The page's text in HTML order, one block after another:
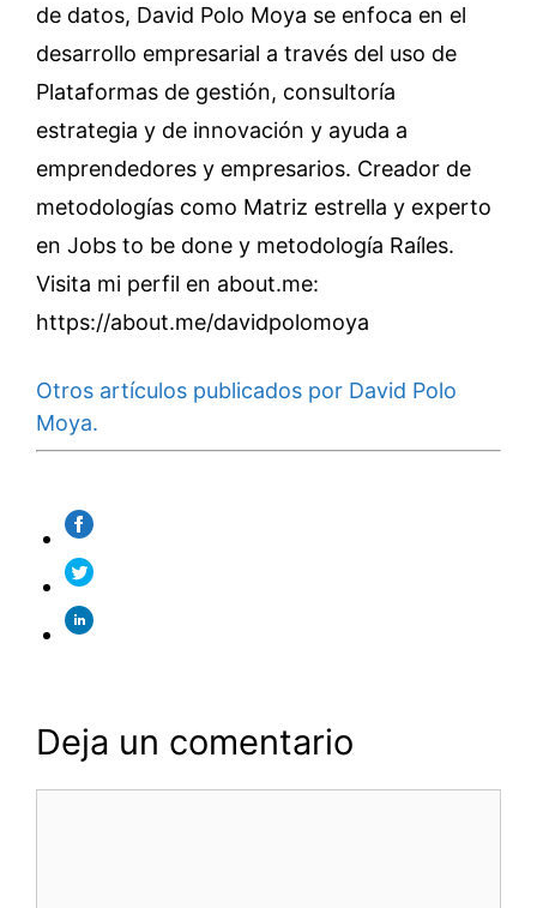
de datos, David Polo Moya se enfoca en el
desarrollo empresarial a través del uso de
Plataformas de gestión, consultoría
estrategia y de innovación y ayuda a
emprendedores y empresarios. Creador de
metodologías como Matriz estrella y experto
en Jobs to be done y metodología Raíles.
Visita mi perfil en about.me:
https://about.me/davidpolomoya
Otros artículos publicados por David Polo
Moya.
Deja un comentario